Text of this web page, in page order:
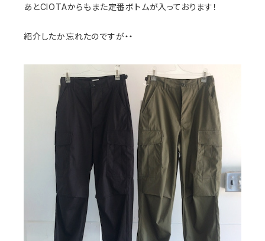
あとCIOTAからもまた定番ボトムが入っております！
紹介したか忘れたのですが・・